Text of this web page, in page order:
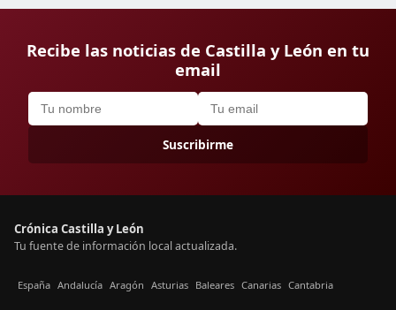
Recibe las noticias de Castilla y León en tu
email
Suscribirme
Crónica Castilla y León
Tu fuente de información local actualizada.
España Andalucía Aragón Asturias Baleares Canarias Cantabria